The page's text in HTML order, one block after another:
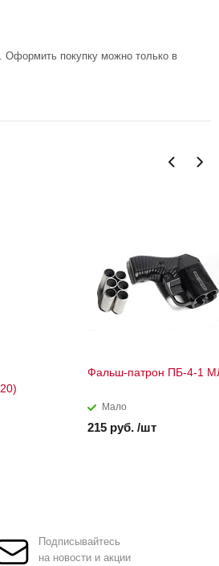
Оформить покупку можно только в
Фальш-патрон ПБ-4-1
Мало
215 руб. /шт
Подписывайтесь
на новости и акции